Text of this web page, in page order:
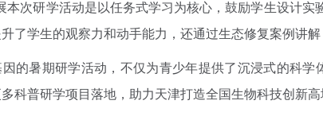
次研学活动是以任务式学习为核心，鼓励学生设计实
了学生的观察力和动手能力，还通过生态修复案例讲
暑期研学活动，不仅为青少年提供了沉浸式的科学
科普研学项目落地，助力天津打造全国生物科技创新高